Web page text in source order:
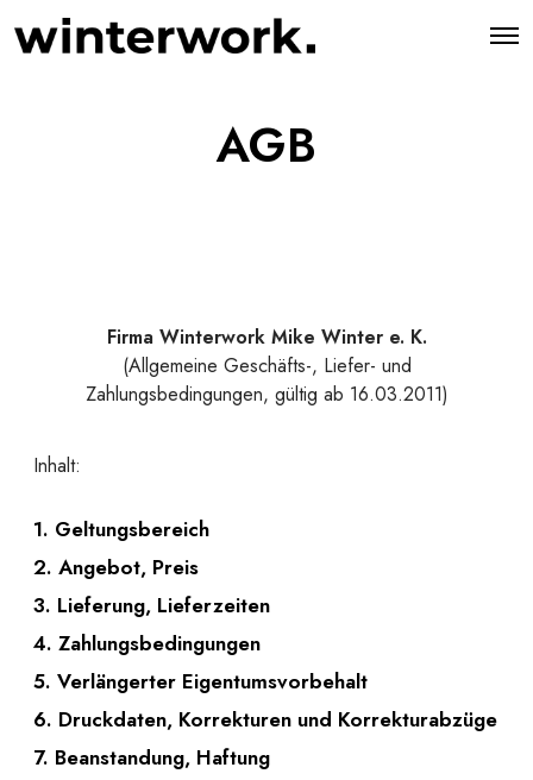
AGB
Firma Winterwork Mike Winter e. K.
(Allgemeine Geschäfts-, Liefer- und
Zahlungsbedingungen, gültig ab 16.03.2011)
Inhalt:
1. Geltungsbereich
2. Angebot, Preis
3. Lieferung, Lieferzeiten
4. Zahlungsbedingungen
5. Verlängerter Eigentumsvorbehalt
6. Druckdaten, Korrekturen und Korrekturabzüge
7. Beanstandung, Haftung